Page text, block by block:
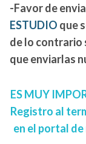
-Favor de
ESTUDIO que
de lo contrario
que enviarlas
ES MUY
Registro al
en el portal